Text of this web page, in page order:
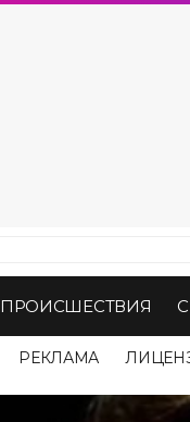
ПРОИСШЕСТВИЯ
РЕКЛАМА